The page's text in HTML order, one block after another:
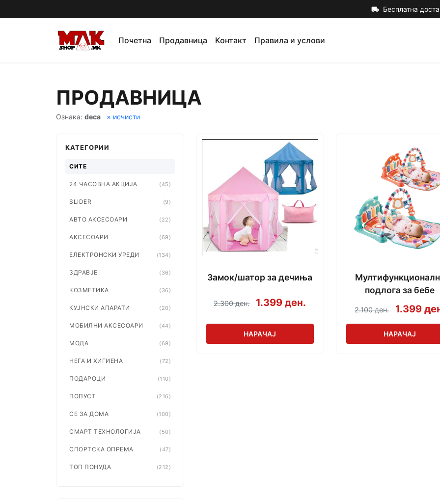
local_shipping Бесплатна
Почетна Продавница Контакт Правила и услови
ПРОДАВНИЦА
Ознака: deca × исчисти
КАТЕГОРИИ
СИТЕ
24 ЧАСОВНА АКЦИЈА (45)
SLIDER (9)
АВТО АКСЕСОАРИ (22)
АКСЕСОАРИ (69)
ЕЛЕКТРОНСКИ УРЕДИ (134)
ЗДРАВЈЕ (36)
КОЗМЕТИКА (36)
КУЈНСКИ АПАРАТИ (20)
МОБИЛНИ АКСЕСОАРИ (44)
МОДА (69)
НЕГА И ХИГИЕНА (72)
ПОДАРОЦИ (110)
ПОПУСТ (216)
СЕ ЗА ДОМА (100)
СМАРТ ТЕХНОЛОГИЈА (50)
СПОРТСКА ОПРЕМА (47)
ТОП ПОНУДА (212)
Замок/шатор за дечиња
2.300 ден. 1.399 ден.
НАРАЧАЈ
подлога за бебе
2.100 ден. 1.399
НАРАЧАЈ